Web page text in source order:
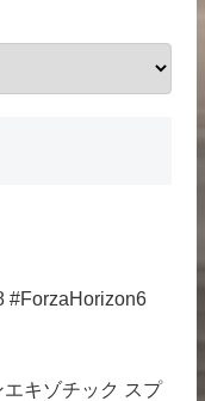
#ForzaHorizon6
キゾチック スプ